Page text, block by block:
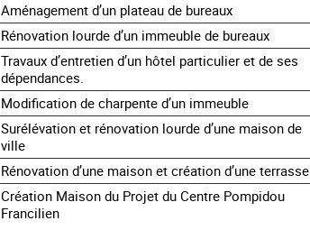
Aménagement d’un plateau de bureaux
Rénovation lourde d’un immeuble de bureaux
Travaux d’entretien d’un hôtel particulier et de ses
dépendances.
Modification de charpente d’un immeuble
Surélévation et rénovation lourde d’une maison de
ville
Rénovation d’une maison et création d’une terrasse
Création Maison du Projet du Centre Pompidou
Francilien